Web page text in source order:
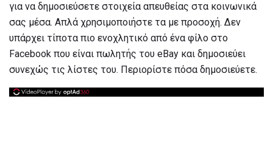
για να δημοσιεύσετε στοιχεία απευθείας στα κοινωνικά
σας μέσα. Απλά χρησιμοποιήστε τα με προσοχή. Δεν
υπάρχει τίποτα πιο ενοχλητικό από ένα φίλο στο
Facebook που είναι πωλητής του eBay και δημοσιεύει
συνεχώς τις λίστες του. Περιορίστε πόσα δημοσιεύετε.